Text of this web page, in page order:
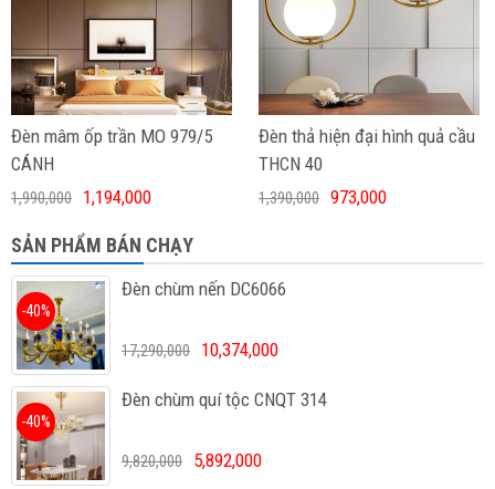
Đèn mâm ốp trần MO 979/5
CÁNH
1,990,000 1,194,000
Đèn thả hiện đại hình quả cầu
THCN 40
1,390,000 973,000
SẢN PHẨM BÁN CHẠY
Đèn chùm nến DC6066
-40%
17,290,000 10,374,000
Đèn chùm quí tộc CNQT 314
-40%
9,820,000 5,892,000